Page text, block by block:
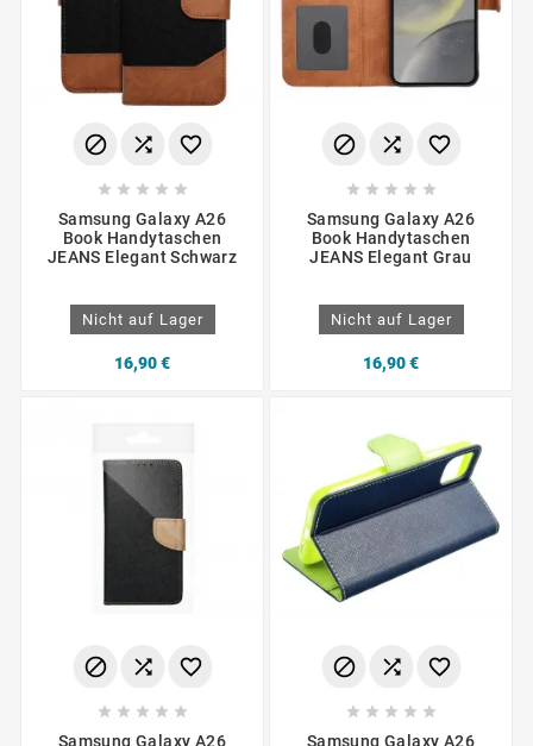
  
    
Samsung Galaxy A26
Book Handytaschen
JEANS Elegant Schwarz
Nicht auf Lager
16,90 €
  
    
Samsung Galaxy A26
Book Handytaschen
JEANS Elegant Grau
Nicht auf Lager
16,90 €
  
    
Samsung Galaxy A26
  
    
Samsung Galaxy A26